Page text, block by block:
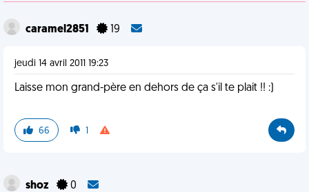
caramel2851 19
jeudi 14 avril 2011 19:23
Laisse mon grand-père en dehors de ça s'il te plait !! :)
66 1
shoz 0